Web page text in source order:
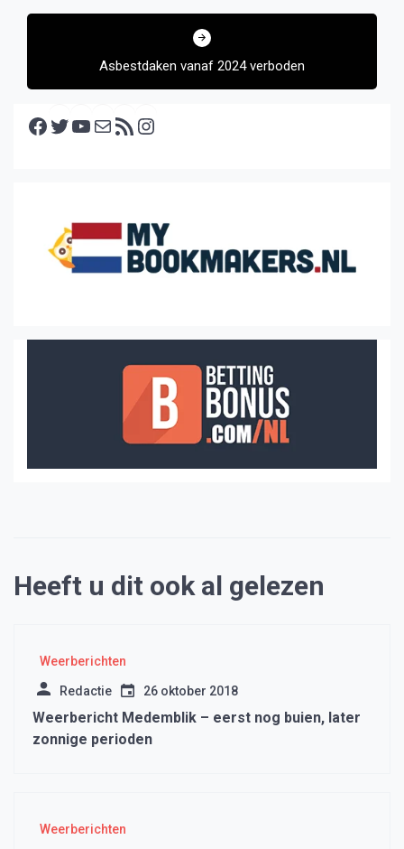
Asbestdaken vanaf 2024 verboden
Facebook Twitter YouTube E-mail RSS feed
Heeft u dit ook al gelezen
Weerberichten
Redactie 26 oktober 2018
Weerbericht Medemblik – eerst nog buien, later
zonnige perioden
Weerberichten